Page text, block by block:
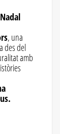
, una
des del
amb